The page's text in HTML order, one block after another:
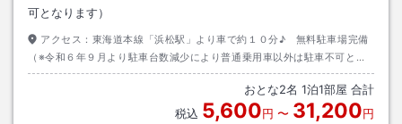
可となります）
アクセス： 東海道本線「浜松駅」より車で約１０分♪ 無料駐車場完備
（※令和６年９月より駐車台数減少により普通乗用車以外は駐車不可とな
ります）
おとな2名 1泊1部屋 合計
税込 5,600円 〜 31,200円